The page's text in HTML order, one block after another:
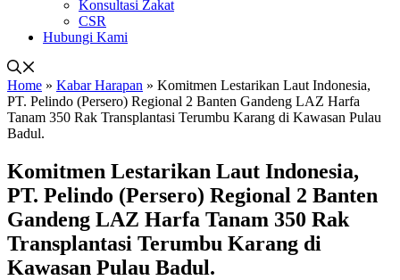
Konsultasi Zakat
CSR
Hubungi Kami
Home » Kabar Harapan » Komitmen Lestarikan Laut Indonesia,
PT. Pelindo (Persero) Regional 2 Banten Gandeng LAZ Harfa
Tanam 350 Rak Transplantasi Terumbu Karang di Kawasan Pulau
Badul.
Komitmen Lestarikan Laut Indonesia,
PT. Pelindo (Persero) Regional 2 Banten
Gandeng LAZ Harfa Tanam 350 Rak
Transplantasi Terumbu Karang di
Kawasan Pulau Badul.